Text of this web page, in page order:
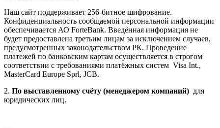
Наш сайт поддерживает 256-битное шифрование.
Конфиденциальность сообщаемой персональной информации
обеспечивается АО ForteBank. Введённая информация не
будет предоставлена третьим лицам за исключением случаев,
предусмотренных законодательством РК. Проведение
платежей по банковским картам осуществляется в строгом
соответствии с требованиями платёжных систем Visa Int.,
MasterCard Europe Sprl, JCB.
2. По выставленному счёту (менеджером компаний) для
юридических лиц.